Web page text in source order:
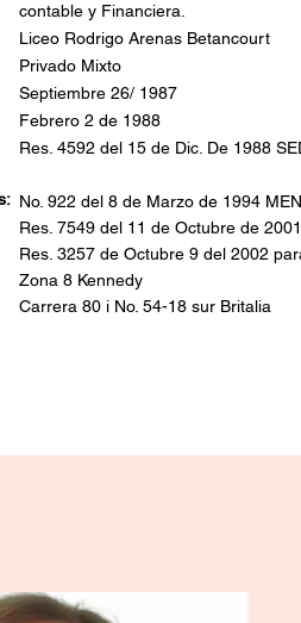
contable y Financiera.
Liceo Rodrigo Arenas Betancourt
Privado Mixto
Septiembre 26/ 1987
Febrero 2 de 1988
Res. 4592 del 15 de Dic. De 1988
No. 922 del 8 de Marzo de 1994 MEN
Res. 7549 del 11 de Octubre de 2001
Res. 3257 de Octubre 9 del 2002
Zona 8 Kennedy
Carrera 80 i No. 54-18 sur Britalia